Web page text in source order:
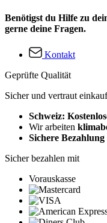
Benötigst du Hilfe zu
gerne deine Fragen.
Kontakt
Geprüfte Qualität
Sicher und vertraut
Schweiz:
Wir arbeiten
Sichere Bezahlung
Sicher bezahlen mit
Vorauskasse